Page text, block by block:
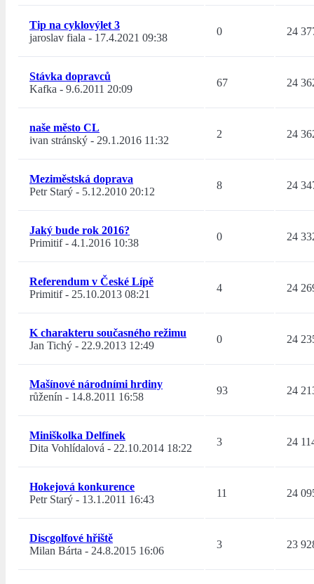
Tip na cyklovýlet 3
jaroslav fiala - 17.4.2021 09:38
0 24
Stávka dopravců
Kafka - 9.6.2011 20:09
67 24
naše město CL
ivan stránský - 29.1.2016 11:32
2 24
Meziměstská doprava
Petr Starý - 5.12.2010 20:12
8 24
Jaký bude rok 2016?
Primitif- 4.1.2016 10:38
0 24
Referendum v České Lípě
Primitif- 25.10.2013 08:21
4 24
K charakteru současného režimu
Jan Tichý - 22.9.2013 12:49
0 24
Mašínové národními hrdiny
růženín - 14.8.2011 16:58
93 24
Miniškolka Delfínek
Dita Vohlídalová - 22.10.2014 18:22
3 24
Hokejová konkurence
Petr Starý - 13.1.2011 16:43
11 24
Discgolfové hřiště
Milan Bárta - 24.8.2015 16:06
3 23